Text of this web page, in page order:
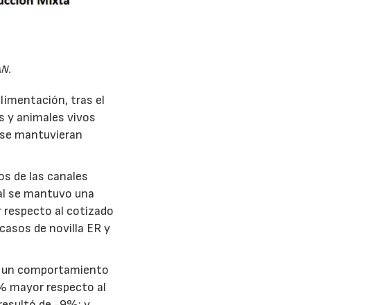
tras el
y animales vivos
mantuvieran
de las canales
se mantuvo una
respecto al cotizado
de novilla ER y
un comportamiento
mayor respecto al